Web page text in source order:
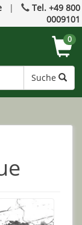
|
Tel. +49 800
0009101
Suche
0